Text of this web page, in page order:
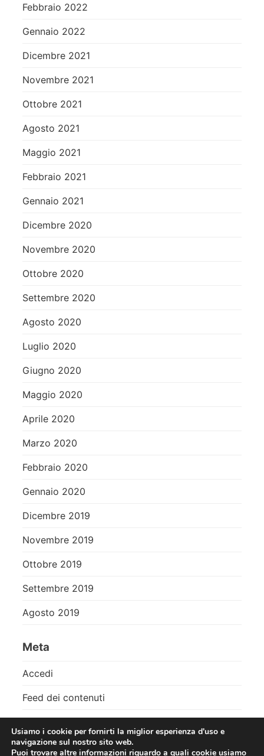
Febbraio 2022
Gennaio 2022
Dicembre 2021
Novembre 2021
Ottobre 2021
Agosto 2021
Maggio 2021
Febbraio 2021
Gennaio 2021
Dicembre 2020
Novembre 2020
Ottobre 2020
Settembre 2020
Agosto 2020
Luglio 2020
Giugno 2020
Maggio 2020
Aprile 2020
Marzo 2020
Febbraio 2020
Gennaio 2020
Dicembre 2019
Novembre 2019
Ottobre 2019
Settembre 2019
Agosto 2019
Meta
Accedi
Feed dei contenuti
WordPress.org
Usiamo i cookie per fornirti la miglior esperienza d'uso e
navigazione sul nostro sito web.
Puoi trovare altre informazioni riguardo a quali cookie usiamo